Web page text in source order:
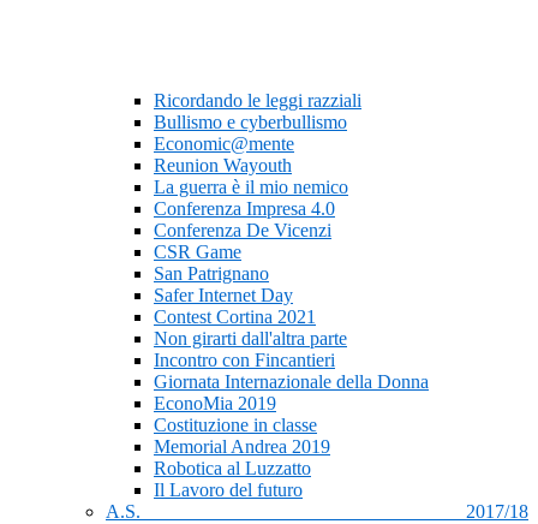
Ricordando le leggi razziali
Bullismo e cyberbullismo
Economic@mente
Reunion Wayouth
La guerra è il mio nemico
Conferenza Impresa 4.0
Conferenza De Vicenzi
CSR Game
San Patrignano
Safer Internet Day
Contest Cortina 2021
Non girarti dall'altra parte
Incontro con Fincantieri
Giornata Internazionale della Donna
EconoMia 2019
Costituzione in classe
Memorial Andrea 2019
Robotica al Luzzatto
Il Lavoro del futuro
A.S. 2017/18